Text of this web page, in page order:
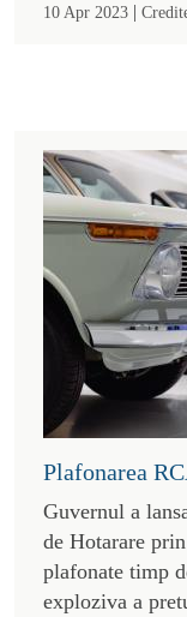
10 Apr 2023 |
Plafonarea
Guvernul a
de Hotarare
plafonate timp
exploziva a